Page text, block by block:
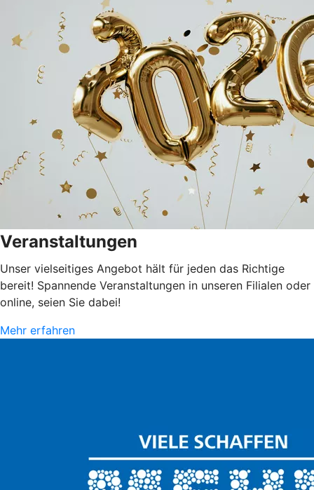
Veranstaltungen
Unser vielseitiges Angebot hält für jeden das Richtige
bereit! Spannende Veranstaltungen in unseren Filialen oder
online, seien Sie dabei!
Mehr erfahren